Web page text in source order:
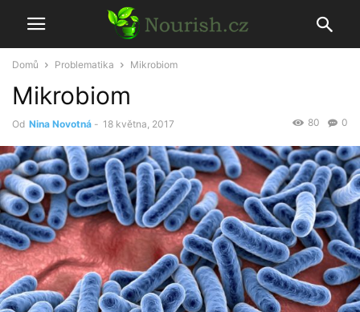
Domů Problematika Mikrobiom
Mikrobiom
Od Nina Novotná - 18 května, 2017 0
80